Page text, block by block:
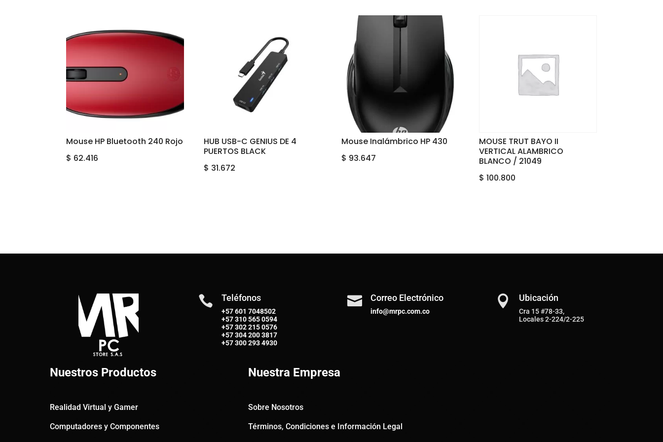
Mouse HP Bluetooth 240 Rojo
$ 62.416
HUB USB-C GENIUS DE 4
PUERTOS BLACK
$ 31.672
Mouse Inalámbrico HP 430
$ 93.647
MOUSE TRUT BAYO II
VERTICAL ALAMBRICO
BLANCO / 21049
$ 100.800
 Teléfonos
+57 601 7048502
+57310 565 0594
+57302 215 0576
+57304 200 3817
+57300 293 4930
 Correo Electrónico
info@mrpc.com.co
 Ubicación
Cra 15 #78-33,
Locales 2-224/2-225
Nuestros Productos
Realidad Virtual y Gamer
Computadores y Componentes
Nuestra Empresa
Sobre Nosotros
Términos, Condiciones e Información Legal